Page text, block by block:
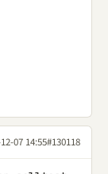
07 14:55#130118